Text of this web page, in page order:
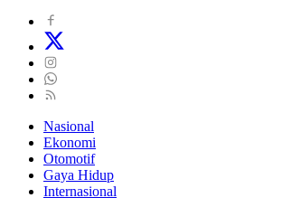
Nasional
Ekonomi
Otomotif
Gaya Hidup
Internasional